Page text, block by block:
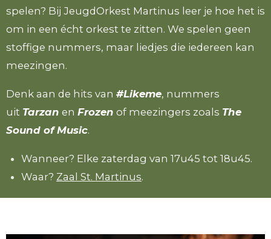
spelen? Bij JeugdOrkest Martinus leer je hoe het is
om in een écht orkest te zitten. We spelen geen
stoffige nummers, maar liedjes die iedereen kan
meezingen.
Denk aan de hits van #Likeme, nummers
uit Tarzan en Frozen of meezingers zoals The
Sound of Music.
Wanneer? Elke zaterdag van 17u45 tot 18u45.
Waar? Zaal St. Martinus.